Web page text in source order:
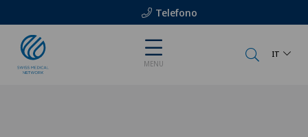
Telefono
MENU
IT